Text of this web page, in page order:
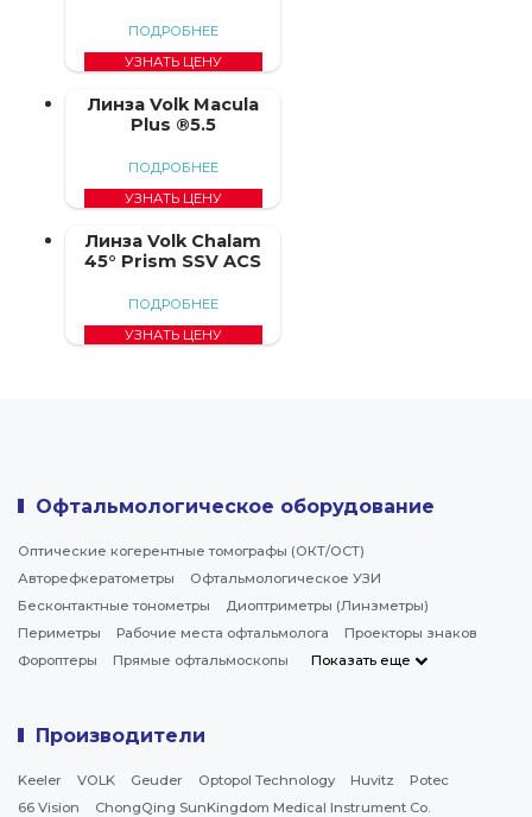
ПОДРОБНЕЕ
УЗНАТЬ ЦЕНУ
Линза Volk Macula
Plus ®5.5
ПОДРОБНЕЕ
УЗНАТЬ ЦЕНУ
Линза Volk Chalam
45° Prism SSV ACS
ПОДРОБНЕЕ
УЗНАТЬ ЦЕНУ
Офтальмологическое оборудование
Оптические когерентные томографы (ОКТ/ОСТ)
Авторефкератометры
Офтальмологическое УЗИ
Бесконтактные тонометры
Диоптриметры (Линзметры)
Периметры
Рабочие места офтальмолога
Проекторы знаков
Фороптеры
Прямые офтальмоскопы Показать еще
Производители
Keeler VOLK Geuder Optopol Technology Huvitz
Potec
66 Vision
ChongQing SunKingdom Medical Instrument Co.